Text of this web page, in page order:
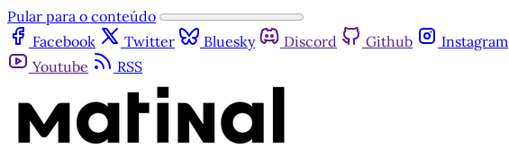
Pular para o conteúdo
Facebook
Twitter Bluesky Discord Github Instagram
Youtube
RSS